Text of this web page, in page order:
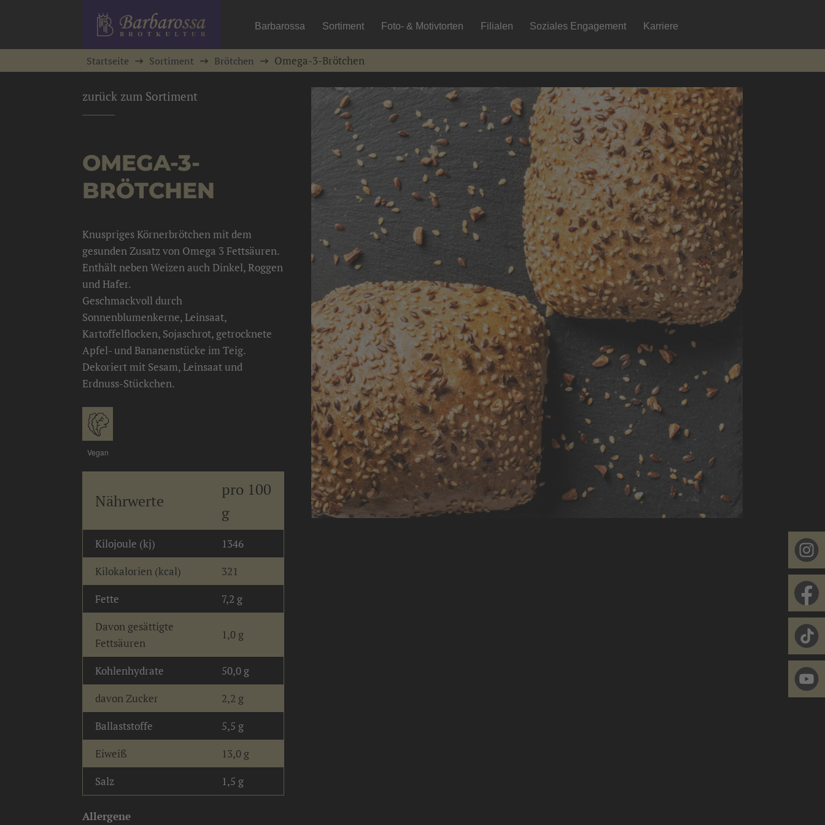
Barbarossa Sortiment Foto- & Motivtorten Filialen Soziales Engagement Karriere
Startseite Sortiment Brötchen Omega-3-Brötchen
zurück zum Sortiment
OMEGA-3-
BRÖTCHEN
Knuspriges Körnerbrötchen mit dem
gesunden Zusatz von Omega 3 Fettsäuren.
Enthält neben Weizen auch Dinkel, Roggen
und Hafer.
Geschmackvoll durch
Sonnenblumenkerne, Leinsaat,
Kartoffelflocken, Sojaschrot, getrocknete
Apfel- und Bananenstücke im Teig.
Dekoriert mit Sesam, Leinsaat und
Erdnuss-Stückchen.
Vegan
Nährwerte
pro 100
g
Kilojoule (kj)
1346
Kilokalorien (kcal)
321
Fette
7,2 g
Davon gesättigte
Fettsäuren
1,0 g
Kohlenhydrate
50,0 g
davon Zucker
2,2 g
Ballaststoffe
5,5 g
Eiweiß
13,0 g
Salz
1,5 g
Allergene